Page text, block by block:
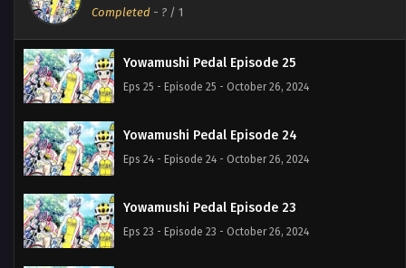
Completed - ? / 1
Yowamushi Pedal Episode 25
Eps 25 - Episode 25 - October 26, 2024
Yowamushi Pedal Episode 24
Eps 24 - Episode 24 - October 26, 2024
Yowamushi Pedal Episode 23
Eps 23 - Episode 23 - October 26, 2024